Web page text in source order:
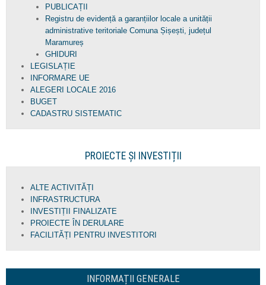
PUBLICAȚII
Registru de evidență a garanțiilor locale a unității
administrative teritoriale Comuna Șișești, județul
Maramureș
GHIDURI
LEGISLAȚIE
INFORMARE UE
ALEGERI LOCALE 2016
BUGET
CADASTRU SISTEMATIC
PROIECTE ȘI INVESTIȚII
ALTE ACTIVITĂȚI
INFRASTRUCTURA
INVESTIȚII FINALIZATE
PROIECTE ÎN DERULARE
FACILITĂȚI PENTRU INVESTITORI
INFORMAȚII GENERALE